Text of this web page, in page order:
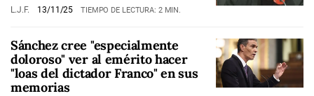
L.J.F. 13/11/25 TIEMPO DE LECTURA: 2 MIN.
Sánchez cree "especialmente
doloroso" ver al emérito hacer
"loas del dictador Franco" en sus
memorias